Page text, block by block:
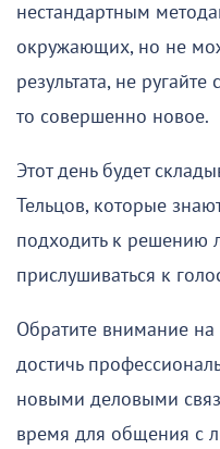
нестандартным
окружающих, но не
результата, не
то совершенно новое.
Этот день будет
Тельцов, которые
подходить к решению
прислушиваться к
Обратите внимание на
достичь
новыми деловыми
время для общения с